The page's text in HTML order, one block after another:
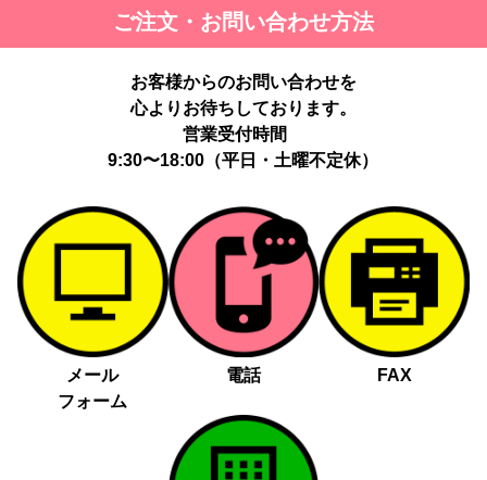
ご注文・お問い合わせ方法
お客様からのお問い合わせを
心よりお待ちしております。
営業受付時間
9:30〜18:00（平日・土曜不定休）
メール
フォーム
電話 FAX